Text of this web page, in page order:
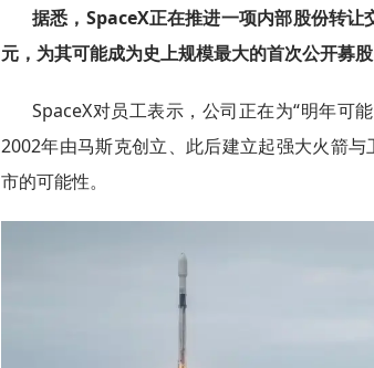
据悉，SpaceX正在推进一项内部股份转
元，为其可能成为史上规模最大的首次公开募股
SpaceX对员工表示，公司正在为“明年可
2002年由马斯克创立、此后建立起强大火箭
市的可能性。